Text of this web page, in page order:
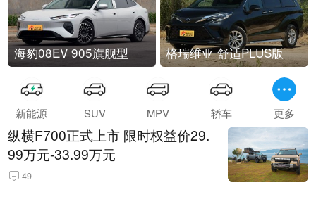
海豹08EV 905旗舰型 格瑞维亚 舒适PLUS版
新能源 SUV MPV 轿车 更多
纵横F700正式上市 限时权益价29.
99万元-33.99万元
49